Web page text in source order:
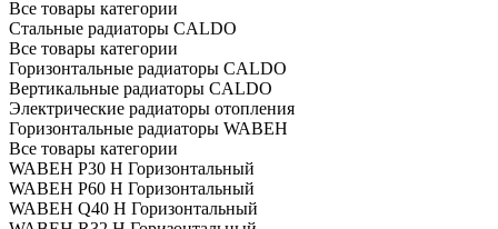
Все товары категории
Стальные радиаторы CALDO
Все товары категории
Горизонтальные радиаторы CALDO
Вертикальные радиаторы CALDO
Электрические радиаторы отопления
Горизонтальные радиаторы WABEH
Все товары категории
WABEH P30 H Горизонтальный
WABEH P60 H Горизонтальный
WABEH Q40 H Горизонтальный